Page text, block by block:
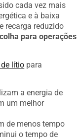
cada vez mais
e à baixa
recarga reduzido
para operações
lítio para
a energia de
um melhor
de menos tempo
o tempo de